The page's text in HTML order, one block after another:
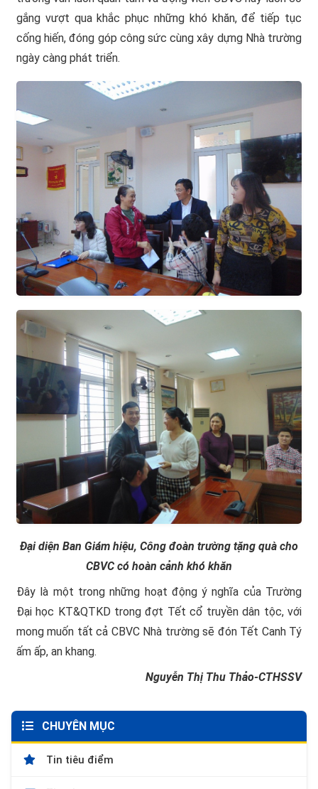
gắng vượt qua khắc phục những khó khăn, để tiếp tục
cống hiến, đóng góp công sức cùng xây dựng Nhà trường
ngày càng phát triển.
Đại diện Ban Giám hiệu, Công đoàn trường tặng quà cho
CBVC có hoàn cảnh khó khăn
Đây là một trong những hoạt động ý nghĩa của Trường
Đại học KT&QTKD trong đợt Tết cổ truyền dân tộc, với
mong muốn tất cả CBVC Nhà trường sẽ đón Tết Canh Tý
ấm ấp, an khang.
Nguyễn Thị Thu Thảo-CTHSSV
CHUYÊN MỤC
Tin tiêu điểm